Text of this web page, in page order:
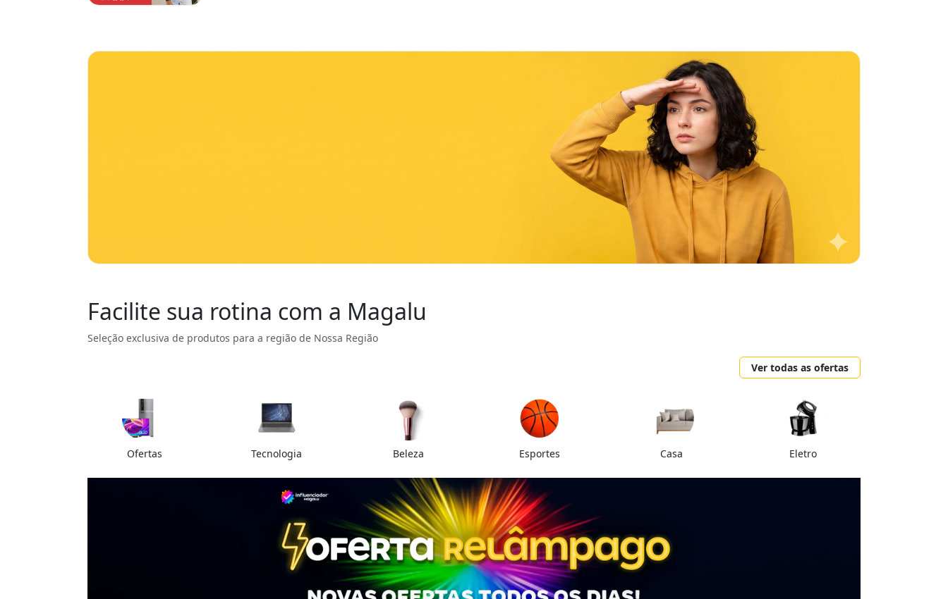
Facilite sua rotina com a Magalu
Seleção exclusiva de produtos para a região de Nossa Região
Ver todas as ofertas
Ofertas Tecnologia Beleza Esportes Casa Eletro